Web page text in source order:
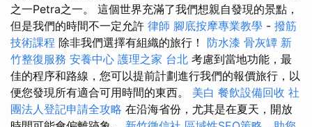
之一Petra之一。 這個世界充滿了我們想親自發現的景點，
但是我們的時間不一定允許 律師 腳底按摩專業教學 - 撥筋
技術課程 除非我們選擇有組織的旅行！ 防水漆 骨灰罈 新
竹整復服務 安養中心 護理之家 台北 考慮到當地功能，最
佳的程序和路線，您可以提前計劃進行我們的報價旅行，以
便您發現所有適合可用時間的東西。 美白 餐飲設備回收 社
團法人登記申請全攻略 在沿海省份，尤其是在夏天，開放